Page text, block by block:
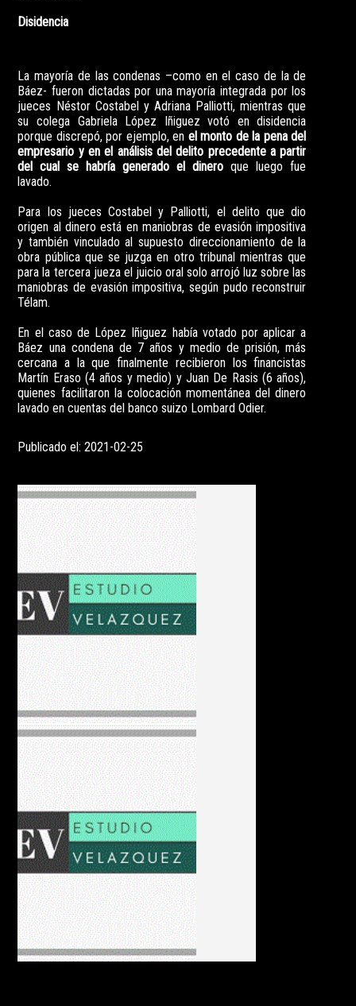
Disidencia
La mayoría de las condenas –como en el caso de la de
Báez- fueron dictadas por una mayoría integrada por los
jueces Néstor Costabel y Adriana Palliotti, mientras que
su colega Gabriela López Iñiguez votó en disidencia
porque discrepó, por ejemplo, en el monto de la pena del
empresario y en el análisis del delito precedente a partir
del cual se habría generado el dinero que luego fue
lavado.
Para los jueces Costabel y Palliotti, el delito que dio
origen al dinero está en maniobras de evasión impositiva
y también vinculado al supuesto direccionamiento de la
obra pública que se juzga en otro tribunal mientras que
para la tercera jueza el juicio oral solo arrojó luz sobre las
maniobras de evasión impositiva, según pudo reconstruir
Télam.
En el caso de López Iñiguez había votado por aplicar a
Báez una condena de 7 años y medio de prisión, más
cercana a la que finalmente recibieron los financistas
Martín Eraso (4 años y medio) y Juan De Rasis (6 años),
quienes facilitaron la colocación momentánea del dinero
lavado en cuentas del banco suizo Lombard Odier.
Publicado el: 2021-02-25